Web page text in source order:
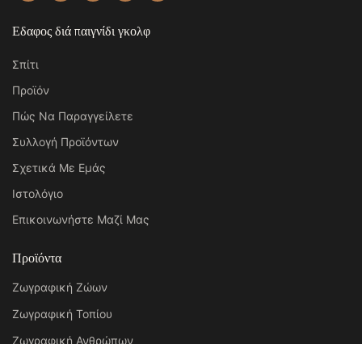
Εδαφος διά παιγνίδι γκολφ
Σπίτι
Προϊόν
Πώς Να Παραγγείλετε
Συλλογή Προϊόντων
Σχετικά Με Εμάς
Ιστολόγιο
Επικοινωνήστε Μαζί Μας
Προϊόντα
Ζωγραφική Ζώων
Ζωγραφική Τοπίου
Ζωγραφική Ανθρώπων